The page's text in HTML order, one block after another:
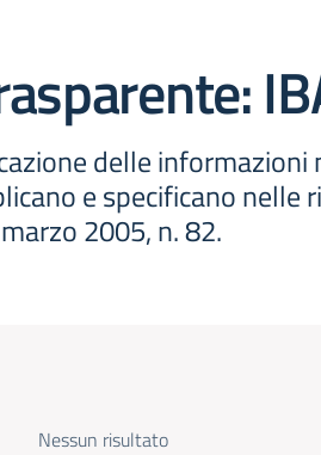
delle informazioni
e specificano
2005, n. 82.
Nessun risultato